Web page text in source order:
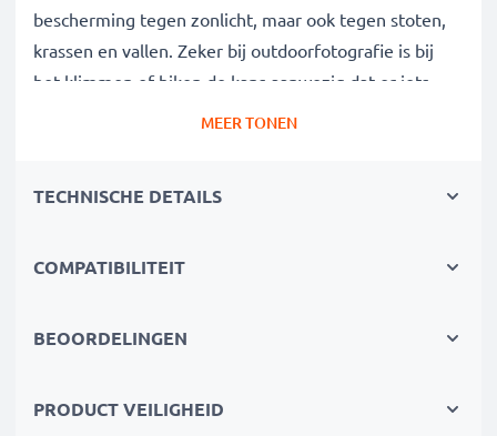
bescherming tegen zonlicht, maar ook tegen stoten,
krassen en vallen. Zeker bij outdoorfotografie is bij
het klimmen of hiken de kans aanwezig dat er iets
gebeurt, deze filter voorkomt enrstige schade.
✔ Blokkeerfilter voor doeltreffende filtering van
✔ Verwijdert onscherpte, blauwzweem en
✔ Scherpere en meer briljante beelden
MEER TONEN
TECHNISCHE DETAILS
COMPATIBILITEIT
BEOORDELINGEN
PRODUCT VEILIGHEID